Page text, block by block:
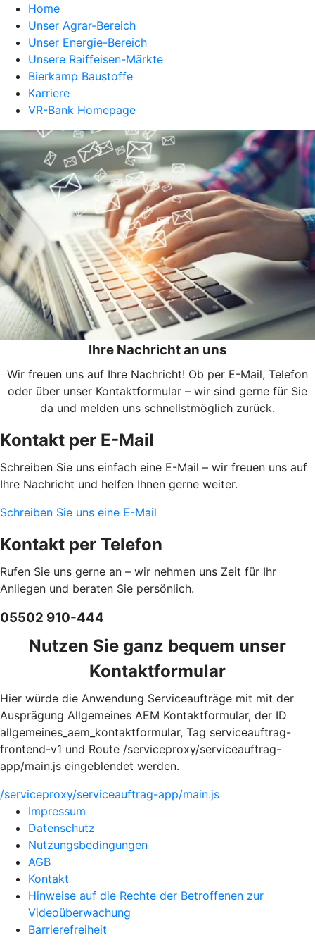
Home
Unser Agrar-Bereich
Unser Energie-Bereich
Unsere Raiffeisen-Märkte
Bierkamp Baustoffe
Karriere
VR-Bank Homepage
Ihre Nachricht an uns
Wir freuen uns auf Ihre Nachricht! Ob per E-Mail, Telefon
oder über unser Kontaktformular – wir sind gerne für Sie
da und melden uns schnellstmöglich zurück.
Kontakt per E-Mail
Schreiben Sie uns einfach eine E-Mail – wir freuen uns auf
Ihre Nachricht und helfen Ihnen gerne weiter.
Schreiben Sie uns eine E-Mail
Kontakt per Telefon
Rufen Sie uns gerne an – wir nehmen uns Zeit für Ihr
Anliegen und beraten Sie persönlich.
05502 910-444
Nutzen Sie ganz bequem unser
Kontaktformular
Hier würde die Anwendung Serviceaufträge mit mit der
Ausprägung Allgemeines AEM Kontaktformular, der ID
allgemeines_aem_kontaktformular, Tag serviceauftrag-
frontend-v1 und Route /serviceproxy/serviceauftrag-
app/main.js eingeblendet werden.
/serviceproxy/serviceauftrag-app/main.js
Impressum
Datenschutz
Nutzungsbedingungen
AGB
Kontakt
Hinweise auf die Rechte der Betroffenen zur
Videoüberwachung
Barrierefreiheit